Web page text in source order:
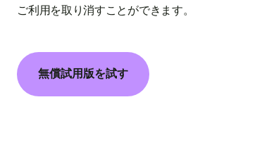
ご利用を取り消すことができます。
無償試用版を試す